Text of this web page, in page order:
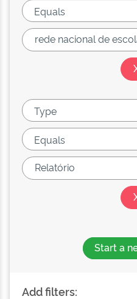
Start a
Add filters: